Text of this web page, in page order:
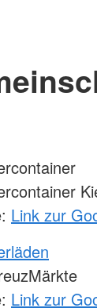
Link zur
Link zur